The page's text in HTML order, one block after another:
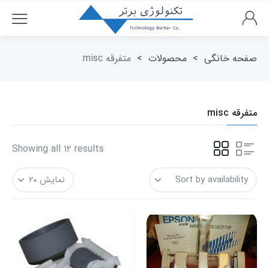
صفحه خانگی > محصولات > متفرقه misc
متفرقه misc
Showing all ۱۲ results